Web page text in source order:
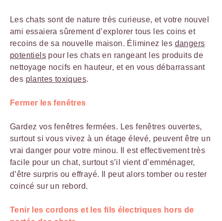
Les chats sont de nature très curieuse, et votre nouvel
ami essaiera sûrement d’explorer tous les coins et
recoins de sa nouvelle maison. Éliminez les dangers
potentiels pour les chats en rangeant les produits de
nettoyage nocifs en hauteur, et en vous débarrassant
des plantes toxiques.
Fermer les fenêtres
Gardez vos fenêtres fermées. Les fenêtres ouvertes,
surtout si vous vivez à un étage élevé, peuvent être un
vrai danger pour votre minou. Il est effectivement très
facile pour un chat, surtout s’il vient d’emménager,
d’être surpris ou effrayé. Il peut alors tomber ou rester
coincé sur un rebord.
Tenir les cordons et les fils électriques hors de